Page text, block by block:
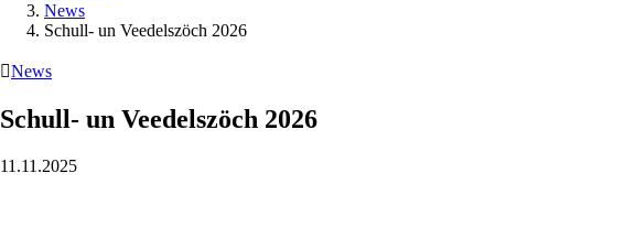
News
Schull- un Veedelszöch 2026
News
Schull- un Veedelszöch 2026
11.11.2025